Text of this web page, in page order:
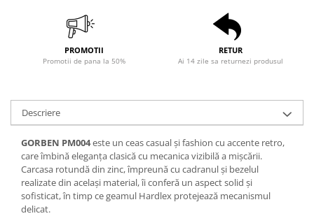
PROMOTII
Promotii de pana la 50%
RETUR
Ai 14 zile sa returnezi produsul
Descriere
GORBEN PM004este un ceas casual și fashion cu accente retro,
care îmbină eleganța clasică cu mecanica vizibilă a mișcării.
Carcasa rotundă din zinc, împreună cu cadranul și bezelul
realizate din același material, îi conferă un aspect solid și
sofisticat, în timp ce geamul Hardlex protejează mecanismul
delicat.